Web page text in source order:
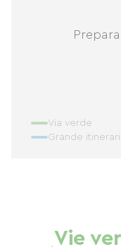
Via verde
Grande
Vie